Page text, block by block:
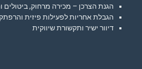
הגנת הצרכן – מכירה מרחוק, ביטולים
הגבלת אחריות לפעילות פיזית
דיוור ישיר ותקשורת שיווקית